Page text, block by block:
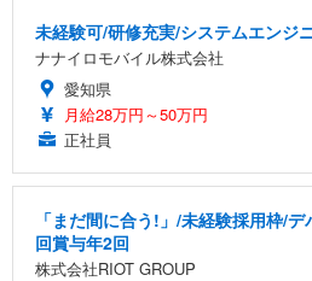
未経験可/研修充実/システムエンジ
ナナイロモバイル株式会社
愛知県
月給28万円～50万円
正社員
「まだ間に合う!」/未経験採用枠/
回賞与年2回
株式会社RIOT GROUP